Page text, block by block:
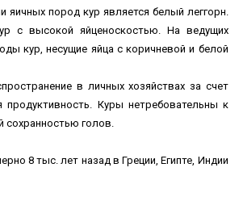
пород кур является белый леггорн.
с высокой яйценоскостью. На ведущих
кур, несущие яйца с коричневой и белой
в личных хозяйствах за счет
Куры нетребовательны к
сохранностью голов.
8 тыс. лет назад в Греции, Египте, Индии